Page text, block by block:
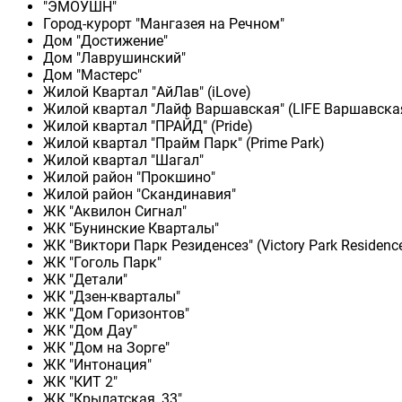
"ЭМОУШН"
Город-курорт "Мангазея на Речном"
Дом "Достижение"
Дом "Лаврушинский"
Дом "Мастерс"
Жилой Квартал "АйЛав" (iLove)
Жилой квартал "Лайф Варшавская" (LIFE
Жилой квартал "ПРАЙД" (Pride)
Жилой квартал "Прайм Парк" (Prime Park)
Жилой квартал "Шагал"
Жилой район "Прокшино"
Жилой район "Скандинавия"
ЖК "Аквилон Сигнал"
ЖК "Бунинские Кварталы"
ЖК "Виктори Парк Резиденсез" (Victory Park
ЖК "Гоголь Парк"
ЖК "Детали"
ЖК "Дзен-кварталы"
ЖК "Дом Горизонтов"
ЖК "Дом Дау"
ЖК "Дом на Зорге"
ЖК "Интонация"
ЖК "КИТ 2"